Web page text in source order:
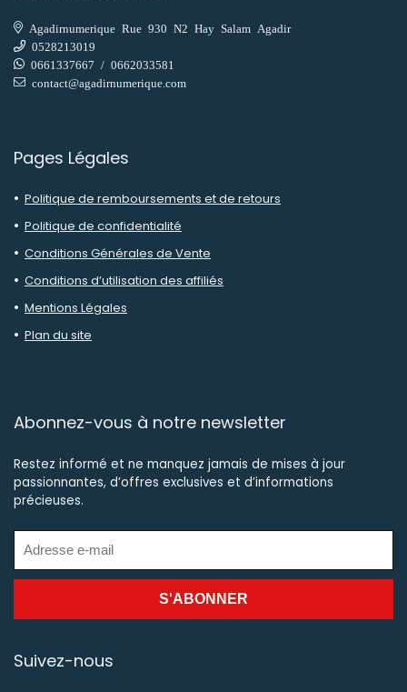
Agadirnumerique Rue 930 N2 Hay Salam Agadir
0528213019
0661337667 / 0662033581
contact@agadirnumerique.com
Pages Légales
Politique de remboursements et de retours
Politique de confidentialité
Conditions Générales de Vente
Conditions d’utilisation des affiliés
Mentions Légales
Plan du site
Abonnez-vous à notre newsletter
Restez informé et ne manquez jamais de mises à jour
passionnantes, d’offres exclusives et d’informations
précieuses.
Suivez-nous